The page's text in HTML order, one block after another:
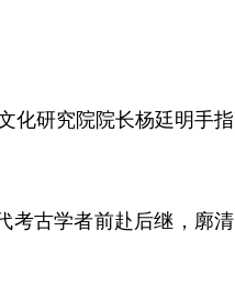
化研究院院长杨廷明手指
古学者前赴后继，廓清